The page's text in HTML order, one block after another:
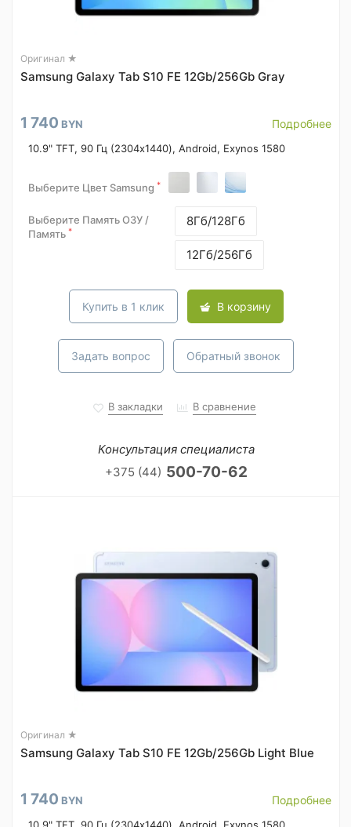
Оригинал ★
Samsung Galaxy Tab S10 FE 12Gb/256Gb Gray
1 740 BYN Подробнее
10.9" TFT, 90 Гц (2304x1440), Android, Exynos 1580
Выберите Цвет Samsung *
Выберите Память ОЗУ /
Память *
8Гб/128Гб
12Гб/256Гб
Купить в 1 клик В корзину
Задать вопрос Обратный звонок
В закладки В сравнение
Консультация специалиста
+375 (44) 500-70-62
Оригинал ★
Samsung Galaxy Tab S10 FE 12Gb/256Gb Light Blue
1 740 BYN Подробнее